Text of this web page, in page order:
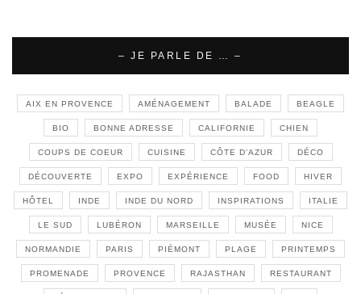
– JE PARLE DE … –
AIX EN PROVENCE AMÉNAGEMENT BALADE BEAGLE
BIO BONNE ADRESSE CALIFORNIE CHIEN
COUPS DE COEUR CUISINE CÔTE D'AZUR DÉCO
DÉCOUVERTE EXPO EXPÉRIENCE FOOD HIVER
HÔTEL INDE INDE DU NORD INSPIRATIONS ITALIE
LE SUD LUBÉRON MARSEILLE MUSÉE NICE
NORMANDIE PARIS PIÉMONT PLAGE PRINTEMPS
PROMENADE PROVENCE RAJASTHAN RESTAURANT